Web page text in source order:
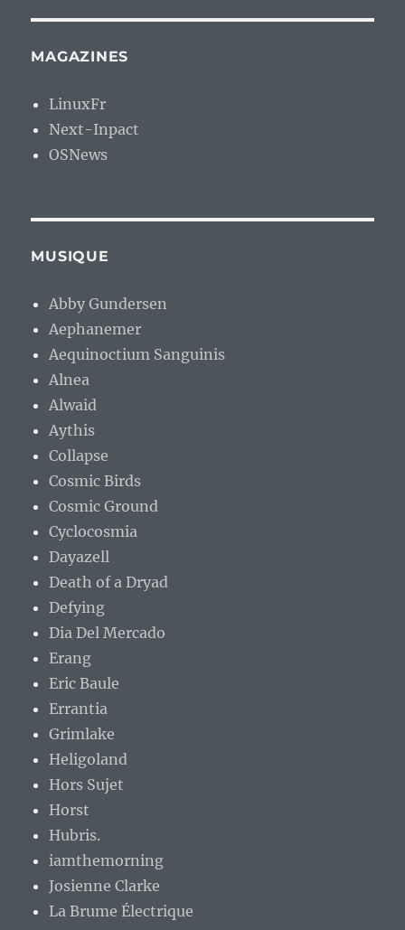
MAGAZINES
LinuxFr
Next-Inpact
OSNews
MUSIQUE
Abby Gundersen
Aephanemer
Aequinoctium Sanguinis
Alnea
Alwaid
Aythis
Collapse
Cosmic Birds
Cosmic Ground
Cyclocosmia
Dayazell
Death of a Dryad
Defying
Dia Del Mercado
Erang
Eric Baule
Errantia
Grimlake
Heligoland
Hors Sujet
Horst
Hubris.
iamthemorning
Josienne Clarke
La Brume Électrique